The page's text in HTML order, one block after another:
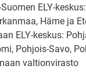
ELY-
Häme ja
ELY-keskus:
Pohjois-Savo,
valtionvirasto